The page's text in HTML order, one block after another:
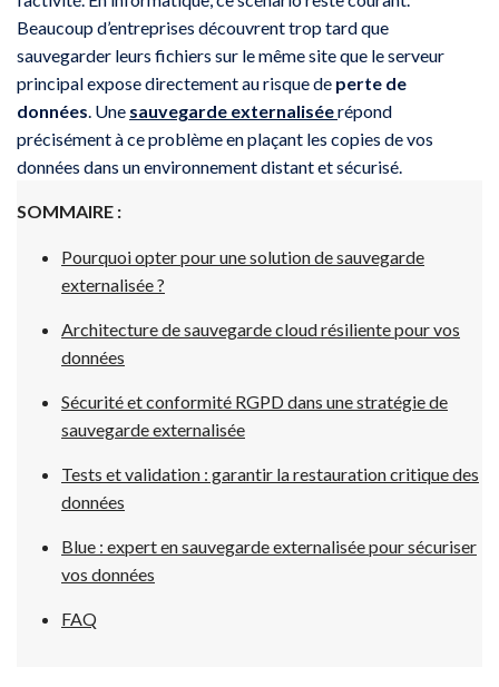
Beaucoup d’entreprises découvrent trop tard que
sauvegarder leurs fichiers sur le même site que le serveur
principal expose directement au risque de perte de
données. Une sauvegarde externaliséerépond
précisément à ce problème en plaçant les copies de vos
données dans un environnement distant et sécurisé.
SOMMAIRE :
Pourquoi opter pour une solution de sauvegarde
externalisée ?
Architecture de sauvegarde cloud résiliente pour vos
données
Sécurité et conformité RGPD dans une stratégie de
sauvegarde externalisée
Tests et validation : garantir la restauration critique des
données
Blue : expert en sauvegarde externalisée pour sécuriser
vos données
FAQ